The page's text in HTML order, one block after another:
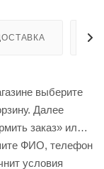
выберите
Далее
заказ» или
ФИО, телефон
условия